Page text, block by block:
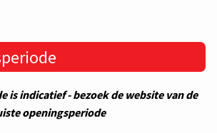
is indicatief - bezoek de website van de
openingsperiode